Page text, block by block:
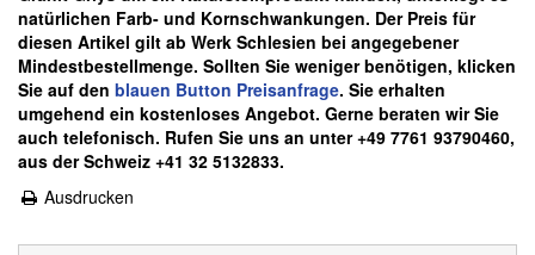
natürlichen Farb- und Kornschwankungen. Der Preis für
diesen Artikel gilt ab Werk Schlesien bei angegebener
Mindestbestellmenge. Sollten Sie weniger benötigen, klicken
Sie auf den blauen Button Preisanfrage. Sie erhalten
umgehend ein kostenloses Angebot. Gerne beraten wir Sie
auch telefonisch. Rufen Sie uns an unter +49 7761 93790460,
aus der Schweiz +41 32 5132833.
Ausdrucken